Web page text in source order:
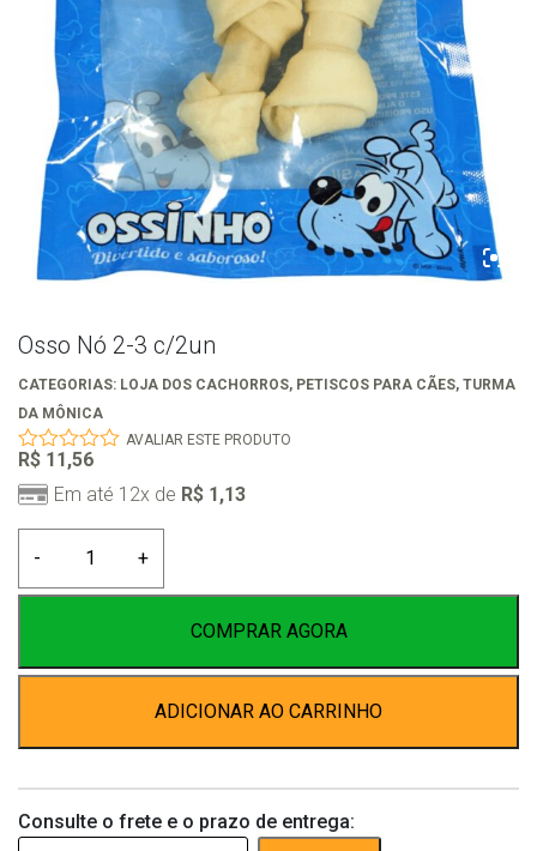
Osso Nó 2-3 c/2un
CATEGORIAS: LOJA DOS CACHORROS, PETISCOS PARA CÃES, TURMA
DA MÔNICA
0
out
of
AVALIAR ESTE PRODUTO
R$ 11,56
Em até 12x de R$ 1,13
-
2-
quantidade
+
COMPRAR AGORA
ADICIONAR AO CARRINHO
Consulte o frete e o prazo de entrega: